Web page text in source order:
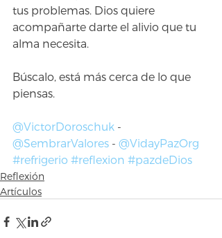
tus problemas. Dios quiere
acompañarte darte el alivio que tu
alma necesita.
Búscalo, está más cerca de lo que
piensas.
@VictorDoroschuk -
@SembrarValores - @VidayPazOrg
#refrigerio #reflexion #pazdeDios
Reflexión
Artículos